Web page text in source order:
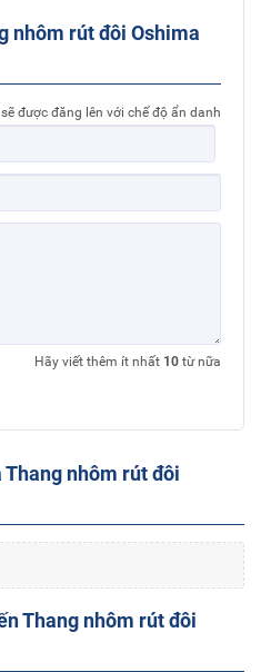
nhôm rút đôi Oshima
được đăng lên với chế độ ẩn danh
Hãy viết thêm ít nhất 10 từ nữa
nhôm rút đôi
Thang nhôm rút đôi